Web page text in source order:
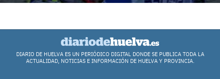
DIARIO DE HUELVA ES UN PERIÓDICO DIGITAL DONDE SE PUBLICA TODA LA
ACTUALIDAD, NOTICIAS E INFORMACIÓN DE HUELVA Y PROVINCIA.